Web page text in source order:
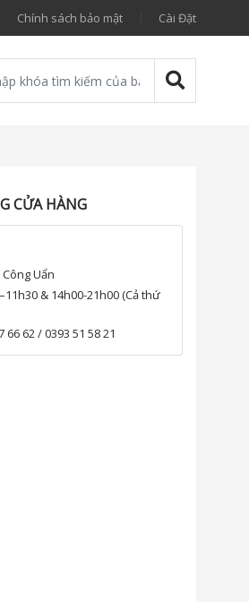
Chính sách bảo mật Cài Đặt
CỬA HÀNG
Công Uẩn
& 14h00-21h00 (Cả thứ
66 62 / 0393 51 58 21